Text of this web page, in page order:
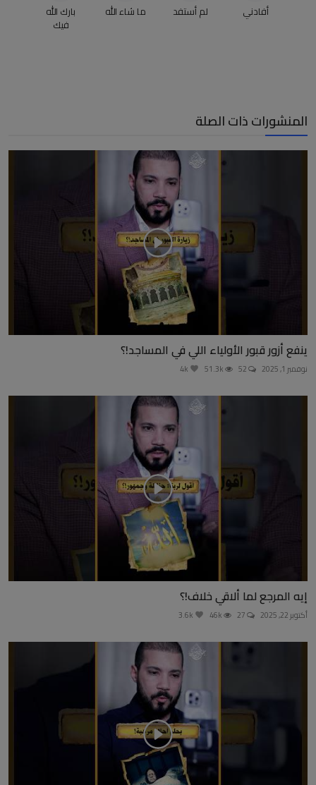
أفادني لم أستفد ما شاء الله بارك الله
فيك
المنشورات ذات الصلة
ينفع أزور قبور الأولياء اللي في المساجد!؟
نوفمبر 1, 2025
إيه المرجع لما ألاقي خلاف!؟
أكتوبر 22, 2025